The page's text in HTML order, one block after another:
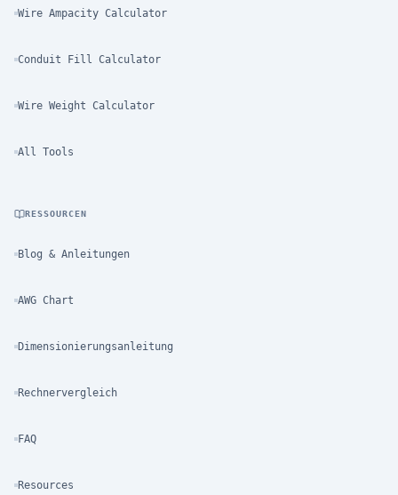
Wire Ampacity Calculator
Conduit Fill Calculator
Wire Weight Calculator
All Tools
RESSOURCEN
Blog & Anleitungen
AWG Chart
Dimensionierungsanleitung
Rechnervergleich
FAQ
Resources